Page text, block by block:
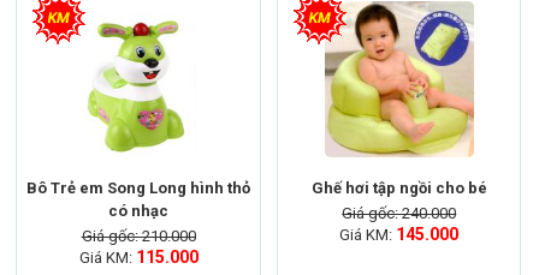
Bô Trẻ em Song Long hình thỏ
có nhạc
Giá gốc: 210.000
Giá KM: 115.000
Ghế hơi tập ngồi cho bé
Giá gốc: 240.000
Giá KM: 145.000